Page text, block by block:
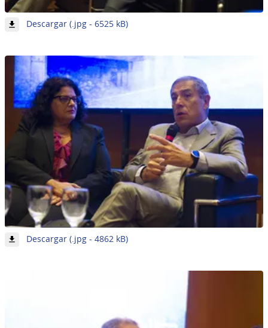
Descargar (.jpg - 6525 kB)-
de
7
Descargar (.jpg - 4862 kB)-